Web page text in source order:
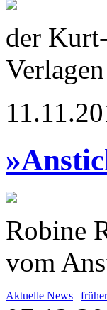
der
Verlagen
Robine
vom
Aktuelle News |